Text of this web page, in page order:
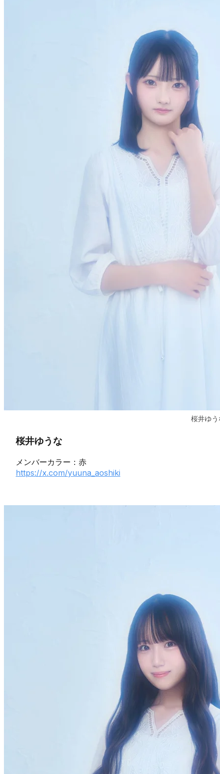
桜井ゆう
桜井ゆうな
メンバーカラー：赤
https://x.com/yuuna_aoshiki